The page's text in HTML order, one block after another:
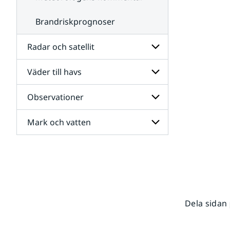
Brandriskprognoser
Radar och satellit
Undersidor
för
Radar
och
satellit
Väder till havs
Undersidor
för
Väder
till
havs
Observationer
Undersidor
för
Mark och vatten
Dela sidan